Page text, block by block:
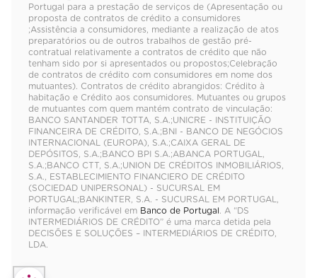
Portugal para a prestação de serviços de (Apresentação ou
proposta de contratos de crédito a consumidores
;Assistência a consumidores, mediante a realização de atos
preparatórios ou de outros trabalhos de gestão pré-
contratual relativamente a contratos de crédito que não
tenham sido por si apresentados ou propostos;Celebração
de contratos de crédito com consumidores em nome dos
mutuantes). Contratos de crédito abrangidos: Crédito à
habitação e Crédito aos consumidores. Mutuantes ou grupos
de mutuantes com quem mantém contrato de vinculação:
BANCO SANTANDER TOTTA, S.A.;UNICRE - INSTITUIÇÃO
FINANCEIRA DE CRÉDITO, S.A.;BNI - BANCO DE NEGÓCIOS
INTERNACIONAL (EUROPA), S.A.;CAIXA GERAL DE
DEPÓSITOS, S.A.;BANCO BPI S.A.;ABANCA PORTUGAL,
S.A.;BANCO CTT, S.A.;UNION DE CRÉDITOS INMOBILIÁRIOS,
S.A., ESTABLECIMIENTO FINANCIERO DE CRÉDITO
(SOCIEDAD UNIPERSONAL) - SUCURSAL EM
PORTUGAL;BANKINTER, S.A. - SUCURSAL EM PORTUGAL,
informação verificável em Banco de Portugal. A “DS
INTERMEDIÁRIOS DE CRÉDITO” é uma marca detida pela
DECISÕES E SOLUÇÕES – INTERMEDIÁRIOS DE CRÉDITO,
LDA.